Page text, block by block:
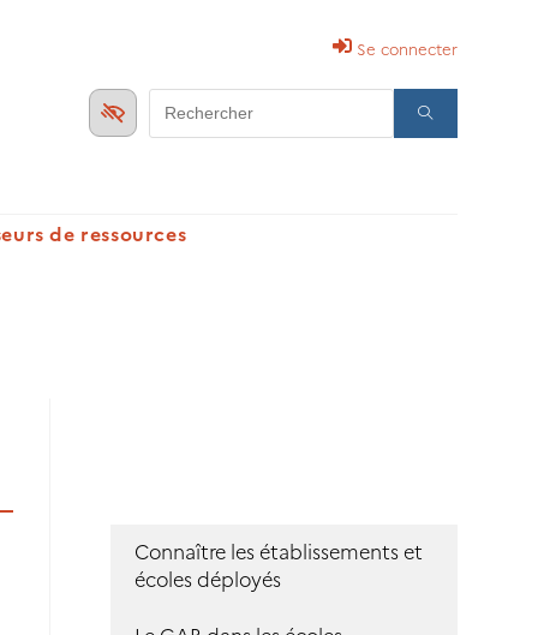
Se connecter
for:
de ressources
Connaître les établissements et
écoles déployés